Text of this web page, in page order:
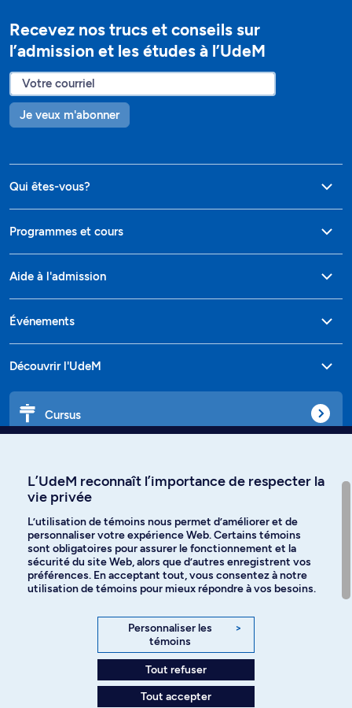
Recevez nos trucs et conseils sur
l’admission et les études à l’UdeM
Je veux m'abonner
Qui êtes-vous?
Programmes et cours
Aide à l'admission
Événements
Découvrir l'UdeM
Cursus
Langues
Facebook Instagram
YouTube
L’UdeM reconnaît l’importance de respecter la
vie privée
L’utilisation de témoins nous permet d’améliorer et de
personnaliser votre expérience Web. Certains témoins
sont obligatoires pour assurer le fonctionnement et la
sécurité du site Web, alors que d’autres enregistrent vos
préférences. En acceptant tout, vous consentez à notre
utilisation de témoins pour mieux répondre à vos besoins.
Personnaliser les
témoins
>
Tout refuser
Tout accepter